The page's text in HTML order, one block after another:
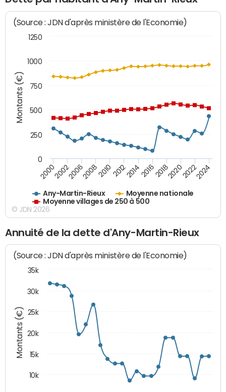
Montants (€)
(Source : JDN d'après ministère de l'Economie)
Any-Martin-Rieux
Moyenne nationale
Moyenne villages de 250 à 500
200020022006200820102012201420162018202020222024
0
250
500
750
1000
1250
© JDN 2026
Annuité de la dette d'Any-Martin-Rieux
Montants (€)
(Source : JDN d'après ministère de l'Economie)
10k
15k
20k
25k
30k
35k